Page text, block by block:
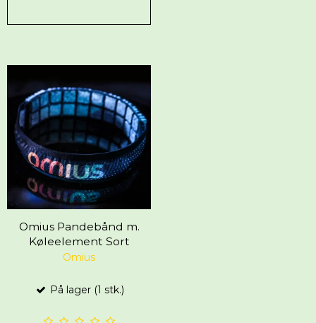
Omius Pandebånd m.
Køleelement Sort
Omius
På lager (1 stk.)